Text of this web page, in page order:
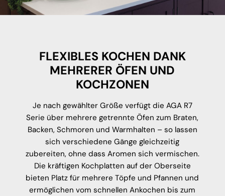
FLEXIBLES KOCHEN DANK
MEHRERER ÖFEN UND
KOCHZONEN
Je nach gewählter Größe verfügt die AGA R7
Serie über mehrere getrennte Öfen zum Braten,
Backen, Schmoren und Warmhalten – so lassen
sich verschiedene Gänge gleichzeitig
zubereiten, ohne dass Aromen sich vermischen.
Die kräftigen Kochplatten auf der Oberseite
bieten Platz für mehrere Töpfe und Pfannen und
ermöglichen vom schnellen Ankochen bis zum